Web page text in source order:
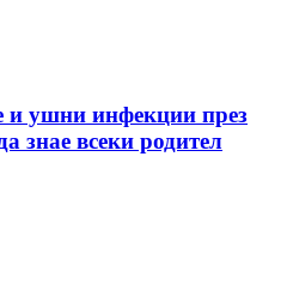
и ушни инфекции през
знае всеки родител